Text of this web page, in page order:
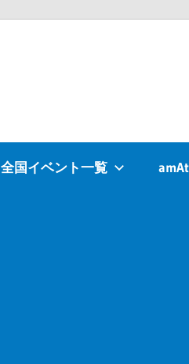
全国イベント一覧